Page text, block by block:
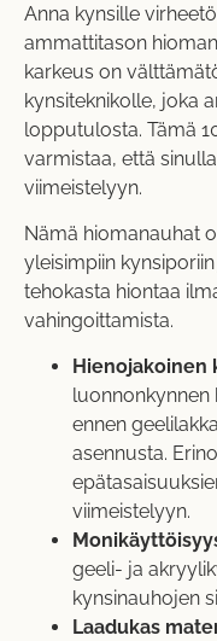
Anna kynsille
ammattitason
karkeus on
kynsiteknikolle, joka
lopputulosta. Tämä
varmistaa, että
viimeistelyyn.
Nämä hiomanauhat
yleisimpiin
tehokasta hiontaa
vahingoittamista.
Hienojakoinen
luonnonkynnen
ennen
asennusta.
viimeistelyyn.
geeli- ja
kynsinauhojen
Laadukas